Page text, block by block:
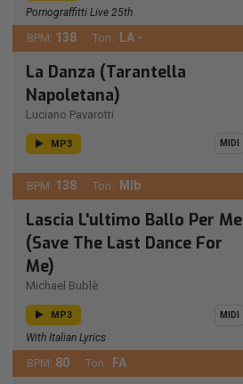
Pornograffitti Live 25th
BPM: 138 Ton.: LA -
La Danza (Tarantella
Napoletana)
Luciano Pavarotti
MP3 MIDI
BPM: 138 Ton.: MIb
Lascia L'ultimo Ballo Per Me
(Save The Last Dance For
Me)
Michael Bublè
MP3 MIDI
With Italian Lyrics
BPM: 80 Ton.: FA